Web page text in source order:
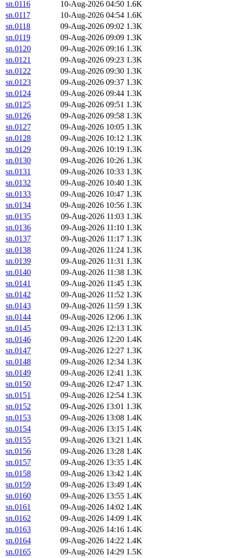
sn.0116 10-Aug-2026 04:50 1.6K
sn.0117
10-Aug-2026 04:54 1.6K
sn.0118
09-Aug-2026 09:02 1.3K
sn.0119
09-Aug-2026 09:09 1.3K
sn.0120
09-Aug-2026 09:16 1.3K
sn.0121
09-Aug-2026 09:23 1.3K
sn.0122
09-Aug-2026 09:30 1.3K
sn.0123
09-Aug-2026 09:37 1.3K
sn.0124
09-Aug-2026 09:44 1.3K
sn.0125
09-Aug-2026 09:51 1.3K
sn.0126
09-Aug-2026 09:58 1.3K
sn.0127
09-Aug-2026 10:05 1.3K
sn.0128
09-Aug-2026 10:12 1.3K
sn.0129
09-Aug-2026 10:19 1.3K
sn.0130
09-Aug-2026 10:26 1.3K
sn.0131
09-Aug-2026 10:33 1.3K
sn.0132
09-Aug-2026 10:40 1.3K
sn.0133
09-Aug-2026 10:47 1.3K
sn.0134
09-Aug-2026 10:56 1.3K
sn.0135
09-Aug-2026 11:03 1.3K
sn.0136
09-Aug-2026 11:10 1.3K
sn.0137
09-Aug-2026 11:17 1.3K
sn.0138
09-Aug-2026 11:24 1.3K
sn.0139
09-Aug-2026 11:31 1.3K
sn.0140
09-Aug-2026 11:38 1.3K
sn.0141
09-Aug-2026 11:45 1.3K
sn.0142
09-Aug-2026 11:52 1.3K
sn.0143
09-Aug-2026 11:59 1.3K
sn.0144
09-Aug-2026 12:06 1.3K
sn.0145
09-Aug-2026 12:13 1.3K
sn.0146
09-Aug-2026 12:20 1.4K
sn.0147
09-Aug-2026 12:27 1.3K
sn.0148
09-Aug-2026 12:34 1.3K
sn.0149
09-Aug-2026 12:41 1.3K
sn.0150
09-Aug-2026 12:47 1.3K
sn.0151
09-Aug-2026 12:54 1.3K
sn.0152
09-Aug-2026 13:01 1.3K
sn.0153
09-Aug-2026 13:08 1.4K
sn.0154
09-Aug-2026 13:15 1.4K
sn.0155
09-Aug-2026 13:21 1.4K
sn.0156
09-Aug-2026 13:28 1.4K
sn.0157
09-Aug-2026 13:35 1.4K
sn.0158
09-Aug-2026 13:42 1.4K
sn.0159
09-Aug-2026 13:49 1.4K
sn.0160
09-Aug-2026 13:55 1.4K
sn.0161
09-Aug-2026 14:02 1.4K
sn.0162
09-Aug-2026 14:09 1.4K
sn.0163
09-Aug-2026 14:16 1.4K
sn.0164
09-Aug-2026 14:22 1.4K
sn.0165
09-Aug-2026 14:29 1.5K